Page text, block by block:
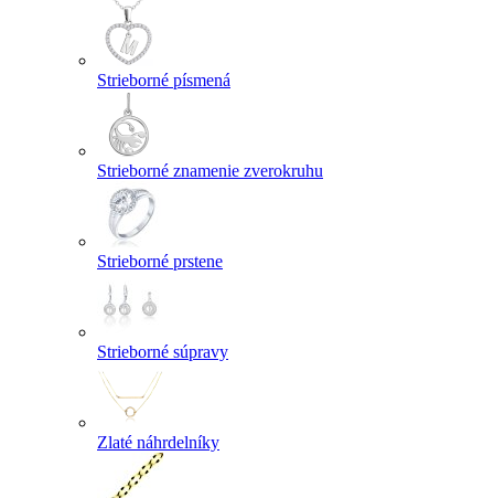
Strieborné písmená
Strieborné znamenie zverokruhu
Strieborné prstene
Strieborné súpravy
Zlaté náhrdelníky